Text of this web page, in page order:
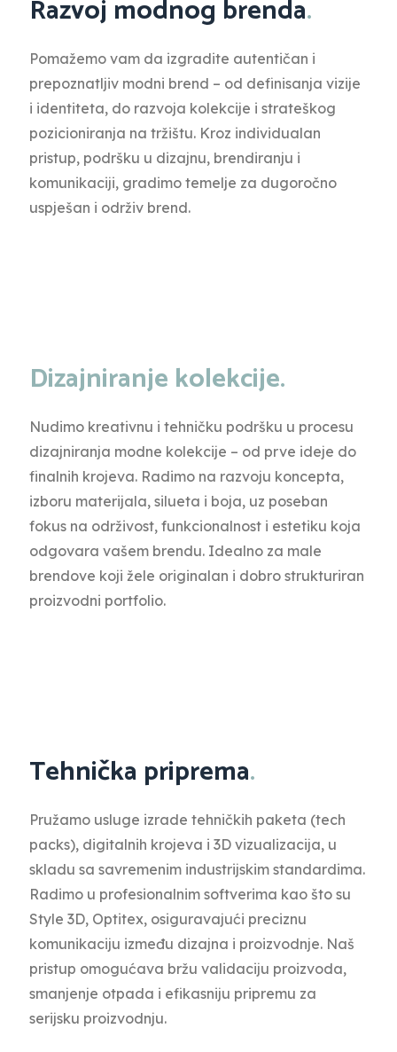
Razvoj modnog brenda.
Pomažemo vam da izgradite autentičan i
prepoznatljiv modni brend – od definisanja vizije
i identiteta, do razvoja kolekcije i strateškog
pozicioniranja na tržištu. Kroz individualan
pristup, podršku u dizajnu, brendiranju i
komunikaciji, gradimo temelje za dugoročno
uspješan i održiv brend.
Dizajniranje kolekcije.
Nudimo kreativnu i tehničku podršku u procesu
dizajniranja modne kolekcije – od prve ideje do
finalnih krojeva. Radimo na razvoju koncepta,
izboru materijala, silueta i boja, uz poseban
fokus na održivost, funkcionalnost i estetiku koja
odgovara vašem brendu. Idealno za male
brendove koji žele originalan i dobro strukturiran
proizvodni portfolio.
Tehnička priprema.
Pružamo usluge izrade tehničkih paketa (tech
packs), digitalnih krojeva i 3D vizualizacija, u
skladu sa savremenim industrijskim standardima.
Radimo u profesionalnim softverima kao što su
Style 3D, Optitex, osiguravajući preciznu
komunikaciju između dizajna i proizvodnje. Naš
pristup omogućava bržu validaciju proizvoda,
smanjenje otpada i efikasniju pripremu za
serijsku proizvodnju.